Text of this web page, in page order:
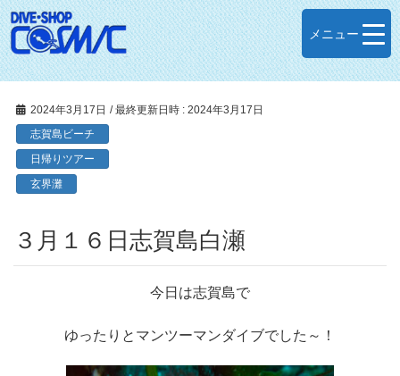
メニュー
2024年3月17日 / 最終更新日時 : 2024年3月17日
志賀島ビーチ
日帰りツアー
玄界灘
３月１６日志賀島白瀬
今日は志賀島で
ゆったりとマンツーマンダイブでした～！